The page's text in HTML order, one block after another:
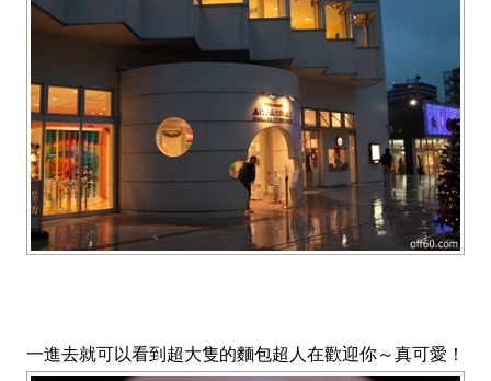
一進去就可以看到超大隻的麵包超人在歡迎你～真可愛！